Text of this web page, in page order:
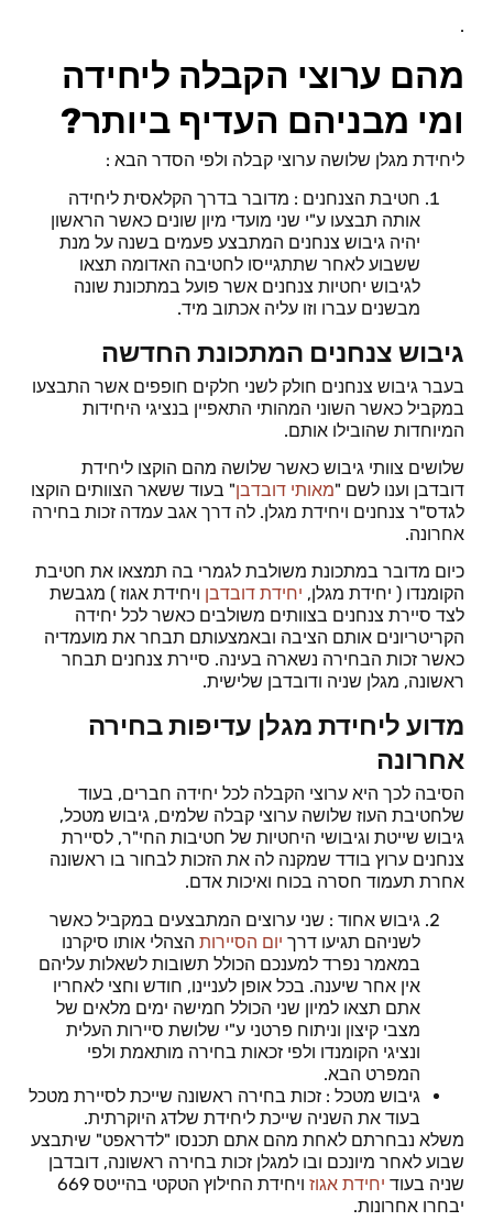
.
מהם ערוצי הקבלה ליחידה
ומי מבניהם העדיף ביותר?
ליחידת מגלן שלושה ערוצי קבלה ולפי הסדר הבא :
חטיבת הצנחנים : מדובר בדרך הקלאסית ליחידה
אותה תבצעו ע"י שני מועדי מיון שונים כאשר הראשון
יהיה גיבוש צנחנים המתבצע פעמים בשנה על מנת
ששבוע לאחר שתתגייסו לחטיבה האדומה תצאו
לגיבוש יחטיות צנחנים אשר פועל במתכונת שונה
מבשנים עברו וזו עליה אכתוב מיד.
גיבוש צנחנים המתכונת החדשה
בעבר גיבוש צנחנים חולק לשני חלקים חופפים אשר התבצעו
במקביל כאשר השוני המהותי התאפיין בנציגי היחידות
המיוחדות שהובילו אותם.
שלושים צוותי גיבוש כאשר שלושה מהם הוקצו ליחידת
דובדבן וענו לשם "מאותי דובדבן" בעוד ששאר הצוותים הוקצו
לגדס"ר צנחנים ויחידת מגלן. לה דרך אגב עמדה זכות בחירה
אחרונה.
כיום מדובר במתכונת משולבת לגמרי בה תמצאו את חטיבת
הקומנדו ( יחידת מגלן, יחידת דובדבן ויחידת אגוז ) מגבשת
לצד סיירת צנחנים בצוותים משולבים כאשר לכל יחידה
הקריטריונים אותם הציבה ובאמצעותם תבחר את מועמדיה
כאשר זכות הבחירה נשארה בעינה. סיירת צנחנים תבחר
ראשונה, מגלן שניה ודובדבן שלישית.
מדוע ליחידת מגלן עדיפות בחירה
אחרונה
הסיבה לכך היא ערוצי הקבלה לכל יחידה חברים, בעוד
שלחטיבת העוז שלושה ערוצי קבלה שלמים, גיבוש מטכל,
גיבוש שייטת וגיבושי היחטיות של חטיבות החי"ר, לסיירת
צנחנים ערוץ בודד שמקנה לה את הזכות לבחור בו ראשונה
אחרת תעמוד חסרה בכוח ואיכות אדם.
גיבוש אחוד : שני ערוצים המתבצעים במקביל כאשר
לשניהם תגיעו דרך יום הסיירות הצהלי אותו סיקרנו
במאמר נפרד למענכם הכולל תשובות לשאלות עליהם
אין אחר שיענה. בכל אופן לעניינו, חודש וחצי לאחריו
אתם תצאו למיון שני הכולל חמישה ימים מלאים של
מצבי קיצון וניתוח פרטני ע"י שלושת סיירות העלית
ונציגי הקומנדו ולפי זכאות בחירה מותאמת ולפי
המפרט הבא.
גיבוש מטכל : זכות בחירה ראשונה שייכת לסיירת מטכל
בעוד את השניה שייכת ליחידת שלדג היוקרתית.
משלא נבחרתם לאחת מהם אתם תכנסו "לדראפט" שיתבצע
שבוע לאחר מיונכם ובו למגלן זכות בחירה ראשונה, דובדבן
שניה בעוד יחידת אגוז
ויחידת החילוץ הטקטי בהייטס 669
יבחרו אחרונות.